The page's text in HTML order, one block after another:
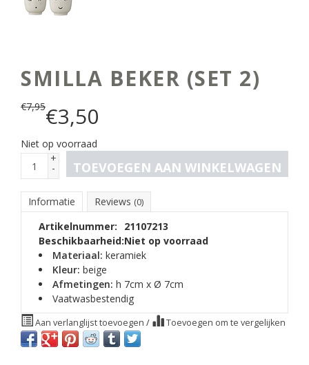
SMILLA BEKER (SET 2)
€7,95€3,50
Niet op voorraad
+
- TOEVOEGEN AAN WINKELWAGEN
Informatie Reviews (0)
Artikelnummer:
21107213
Beschikbaarheid:Niet op voorraad
Materiaal: keramiek
Kleur: beige
Afmetingen: h 7cm x Ø 7cm
Vaatwasbestendig
Aan verlanglijst toevoegen / Toevoegen om te vergelijken